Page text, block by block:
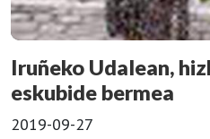
Iruñeko Udalean,
eskubide bermea
2019-09-27